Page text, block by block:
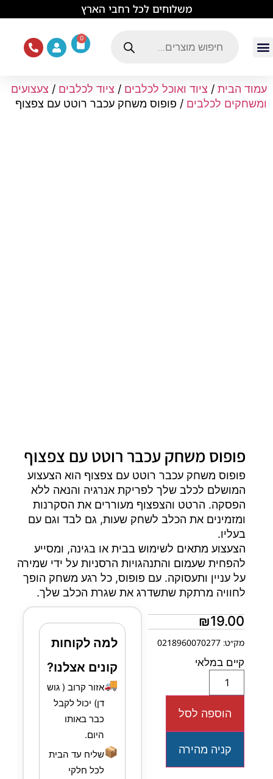
משלוחים לכל רחבי הארץ
0
עמוד הבית / ציוד ואוכל לכלבים / ציוד לכלבים / צעצועים
ומשחקים לכלבים / פופוס משחק עכבר רוטט עם צפצוף
פופוס משחק עכבר רוטט עם צפצוף
פופוס משחק עכבר רוטט עם צפצוף הוא הצעצוע
המושלם לכלב שלך לפריקת אנרגיה והנאה ללא
הפסקה. הרטט והצפצוף מעוררים את הסקרנות
ומזמינים את הכלב לשחק שעות, גם לבד וגם עם
בעליו.
הצעצוע מתאים לשימוש בבית או בגינה, ומסייע
להפחית שעמום והתנהגויות הרסניות על ידי שמירה
על עניין ותעסוקה. עם פופוס, כל רגע משחק הופך
לחוויה מרתקת שתשדרג את שגרת הכלב שלך.
₪19.00
מק״ט: 0218960070277
קיים במלאי
הוספה לסל
קניה מהירה
למה לקוחות
קונים אצלנו?
🚚אזור קרוב ( גוש
דן) יכול לקבל
כבר באותו
היום.
📦שליח עד הבית
לכל חלקי